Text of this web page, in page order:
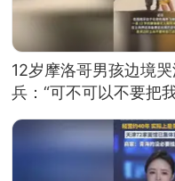
12岁摩洛哥男孩边境
兵：“可不可以不要把